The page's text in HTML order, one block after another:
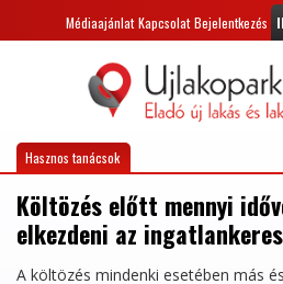
Médiaajánlat Kapcsolat Bejelentkezés
Hasznos tanácsok
Költözés előtt mennyi
elkezdeni az
A költözés mindenki esetében más